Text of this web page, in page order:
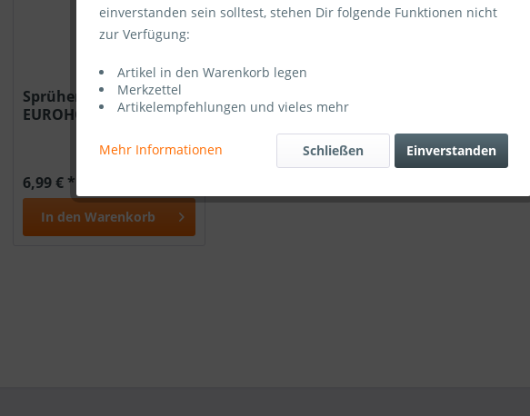
Sprüher Fashion 0,9l
EUROHOME®
6,99 € *
In den Warenkorb
einverstanden sein solltest, stehen Dir folgende Funktionen nicht
zur Verfügung:
Artikel in den Warenkorb legen
Merkzettel
Artikelempfehlungen und vieles mehr
Mehr Informationen Einverstanden
Schließen